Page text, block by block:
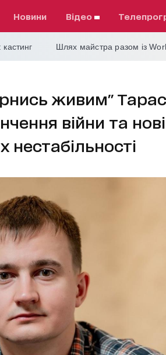
Новини відео
кастинг Шлях майстра разом із
живим"
війни та нові